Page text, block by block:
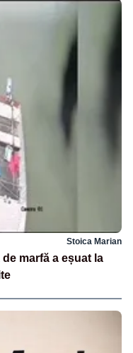
Stoica Marian
marfă a eșuat la